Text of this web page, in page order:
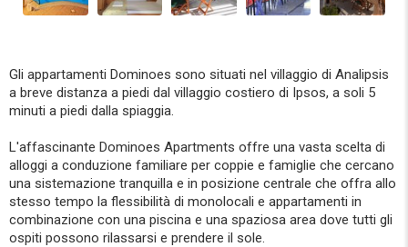
Gli appartamenti Dominoes sono situati nel villaggio di Analipsis
a breve distanza a piedi dal villaggio costiero di Ipsos, a soli 5
minuti a piedi dalla spiaggia.
L'affascinante Dominoes Apartments offre una vasta scelta di
alloggi a conduzione familiare per coppie e famiglie che cercano
una sistemazione tranquilla e in posizione centrale che offra allo
stesso tempo la flessibilità di monolocali e appartamenti in
combinazione con una piscina e una spaziosa area dove tutti gli
ospiti possono rilassarsi e prendere il sole.